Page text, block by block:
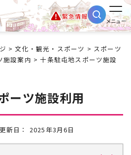
緊急情報
メニュー
>文化・観光・スポーツ > スポーツ
施設案内 > 十条駐屯地スポーツ施設
ーツ施設利用
新日： 2025年3月6日